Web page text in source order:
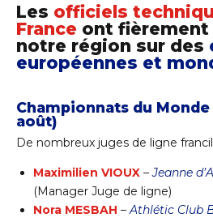
Les officiels
France ont
notre région sur des
européennes et
Championnats du Monde
août)
De nombreux juges de ligne
Maximilien VIOUX –Jeanne
(Manager Juge de ligne)
Nora MESBAH –Athlétic Club